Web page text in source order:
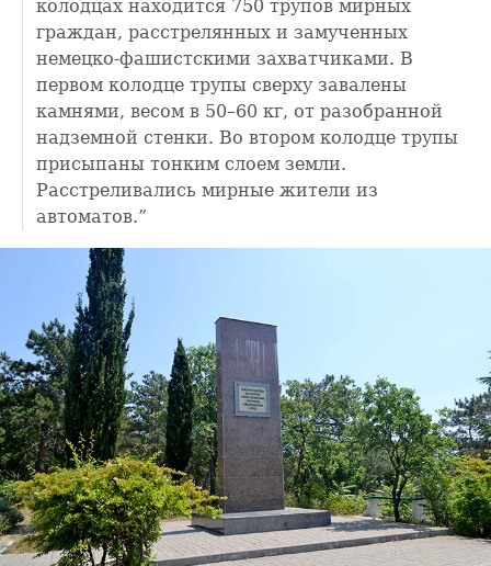
колодцах находится 750 трупов мирных
граждан, расстрелянных и замученных
немецко-фашистскими захватчиками. В
первом колодце трупы сверху завалены
камнями, весом в 50–60 кг, от разобранной
надземной стенки. Во втором колодце трупы
присыпаны тонким слоем земли.
Расстреливались мирные жители из
автоматов.”